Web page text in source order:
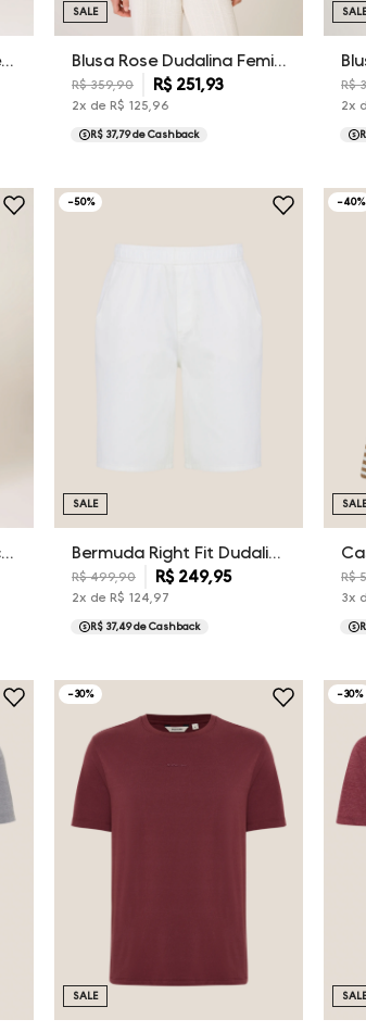
Blusa Slim Fit Algodão Peruano Dudalina Feminina Blusa Rose Dudalina Feminina
R$ 359,90 R$ 251,93
2x de R$ 125,96
SALE
R$ 37,79de Cashback
R$
2x
Bermuda Right Fit Elástico Dudalina Masculina
-50%
Bermuda Right Fit Dudalina Masculina
R$ 499,90 R$ 249,95
2x de R$ 124,97
SALE
R$ 37,49de Cashback
-40%
R$
3x
-30%
SALE
-30%